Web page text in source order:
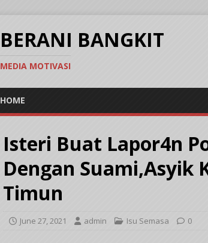
BERANI BANGKIT
MEDIA MOTIVASI
HOME
Isteri Buat Lapor4n
Dengan Suami,Asyik
Timun
June 27, 2021 admin Isu Semasa 0